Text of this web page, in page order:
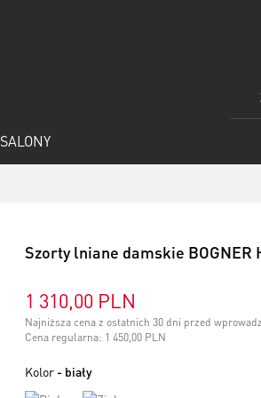
SALONY
Szorty lniane damskie BOGNER
1 310,00 PLN
Najniższa cena z ostatnich 30 dni przed
Cena regularna: 1 450,00 PLN
Kolor - biały